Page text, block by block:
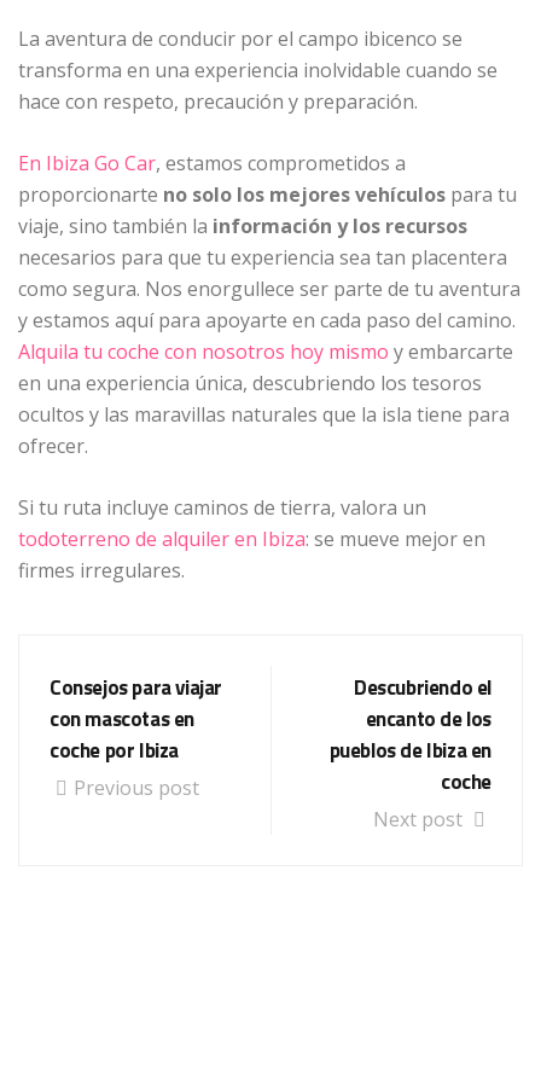
La aventura de conducir por el campo ibicenco se
transforma en una experiencia inolvidable cuando se
hace con respeto, precaución y preparación.
En Ibiza Go Car, estamos comprometidos a
proporcionarte no solo los mejores vehículos para tu
viaje, sino también la información y los recursos
necesarios para que tu experiencia sea tan placentera
como segura. Nos enorgullece ser parte de tu aventura
y estamos aquí para apoyarte en cada paso del camino.
Alquila tu coche con nosotros hoy mismo y embarcarte
en una experiencia única, descubriendo los tesoros
ocultos y las maravillas naturales que la isla tiene para
ofrecer.
Si tu ruta incluye caminos de tierra, valora un
todoterreno de alquiler en Ibiza: se mueve mejor en
firmes irregulares.
Consejos para viajar
con mascotas en
coche por Ibiza
Previous post
Descubriendo el
encanto de los
pueblos de Ibiza en
coche
Next post